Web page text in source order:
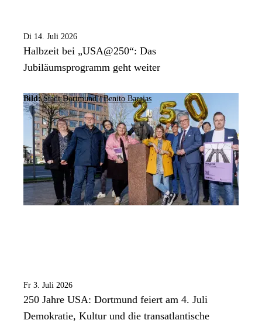
Di 14. Juli 2026
Halbzeit bei „USA@250“: Das
Jubiläumsprogramm geht weiter
Bild: Stadt Dortmund / Benito Barajas
Fr 3. Juli 2026
250 Jahre USA: Dortmund feiert am 4. Juli
Demokratie, Kultur und die transatlantische